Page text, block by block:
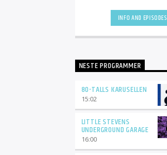
INFO AND EPISODES
NESTE PROGRAMMER
80-TALLS KARUSELLEN
15:02
LITTLE STEVENS
UNDERGROUND GARAGE
16:00